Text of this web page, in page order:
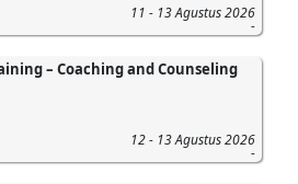
11 - 13 Agustus 2026
-
– Coaching and Counseling
12 - 13 Agustus 2026
-